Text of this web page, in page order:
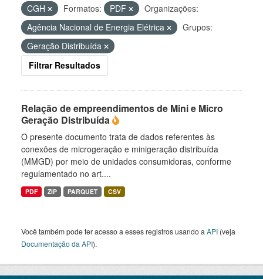
CGH
Formatos: PDF
Organizações:
Agência Nacional de Energia Elétrica
Grupos:
Geração Distribuída
Filtrar Resultados
Relação de empreendimentos de Mini e Micro
Geração Distribuída
O presente documento trata de dados referentes às
conexões de microgeração e minigeração distribuída
(MMGD) por meio de unidades consumidoras, conforme
regulamentado no art....
PDF ZIP PARQUET CSV
Você também pode ter acesso a esses registros usando a API (veja
Documentação da API).